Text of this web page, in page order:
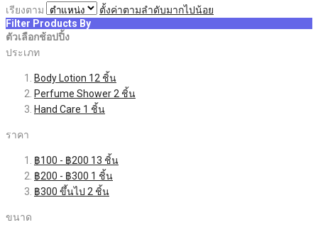
เรียงตาม
ตั้งค่าตามลำดับมากไปน้อย
Filter Products By
ตัวเลือกช้อปปิ้ง
ประเภท
Body Lotion 12 ชิ้น
Perfume Shower2 ชิ้น
Hand Care 1 ชิ้น
ราคา
฿100 - ฿200 13 ชิ้น
฿200 - ฿300 1 ชิ้น
฿300 ขึ้นไป 2 ชิ้น
ขนาด